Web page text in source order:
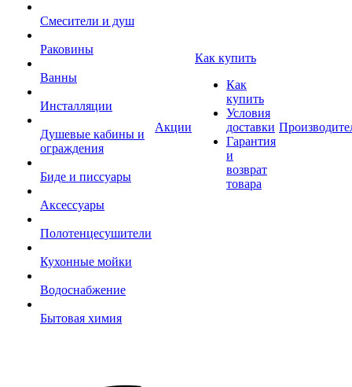
Смесители и душ
Раковины
Ванны
Инсталляции
Душевые кабины и
ограждения
Биде и писсуары
Аксессуары
Полотенцесушители
Кухонные мойки
Водоснабжение
Бытовая химия
Акции
Как купить
Как
купить
Условия
доставки
Гарантия
и
возврат
товара